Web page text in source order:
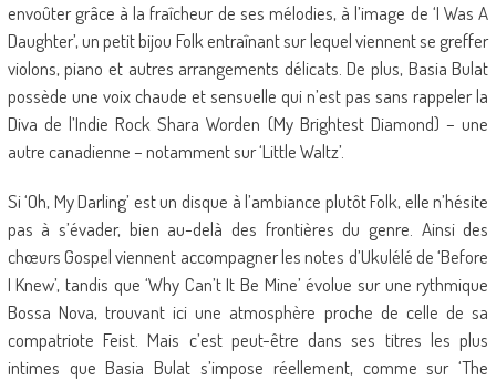
envoûter grâce à la fraîcheur de ses mélodies, à l’image de ‘I Was A
Daughter’, un petit bijou Folk entraînant sur lequel viennent se greffer
violons, piano et autres arrangements délicats. De plus, Basia Bulat
possède une voix chaude et sensuelle qui n’est pas sans rappeler la
Diva de l’Indie Rock Shara Worden (My Brightest Diamond) – une
autre canadienne – notamment sur ‘Little Waltz’.
Si ‘Oh, My Darling’ est un disque à l’ambiance plutôt Folk, elle n’hésite
pas à s’évader, bien au-delà des frontières du genre. Ainsi des
chœurs Gospel viennent accompagner les notes d’Ukulélé de ‘Before
I Knew’, tandis que ‘Why Can’t It Be Mine’ évolue sur une rythmique
Bossa Nova, trouvant ici une atmosphère proche de celle de sa
compatriote Feist. Mais c’est peut-être dans ses titres les plus
intimes que Basia Bulat s’impose réellement, comme sur ‘The